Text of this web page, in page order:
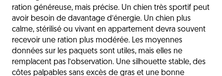
ration généreuse, mais précise. Un chien très sportif peut
avoir besoin de davantage d’énergie. Un chien plus
calme, stérilisé ou vivant en appartement devra souvent
recevoir une ration plus modérée. Les moyennes
données sur les paquets sont utiles, mais elles ne
remplacent pas l’observation. Une silhouette stable, des
côtes palpables sans excès de gras et une bonne